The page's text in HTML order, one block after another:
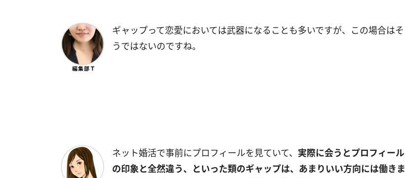
ギャップって恋愛においては武器になることも多いですが、この場合はそ
うではないのですね。
ネット婚活で事前にプロフィールを見ていて、 実際に会うとプロフィール
の印象と全然違う、といった類のギャップは、あまりいい方向には働きま